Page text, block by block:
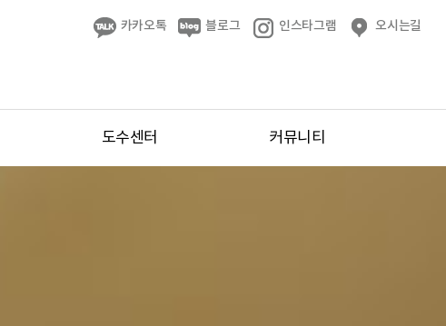
카카오톡 블로그 인스타그램 오시는길
도수센터 커뮤니티